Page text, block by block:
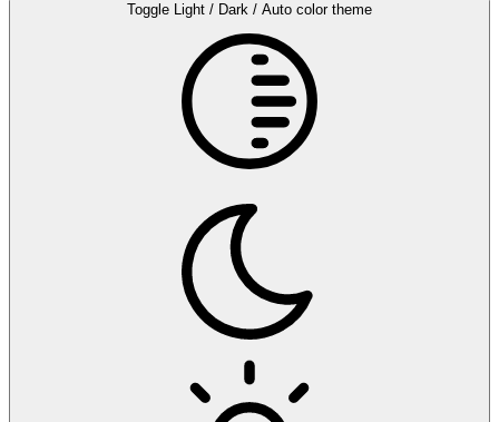
Toggle Light / Dark / Auto color theme